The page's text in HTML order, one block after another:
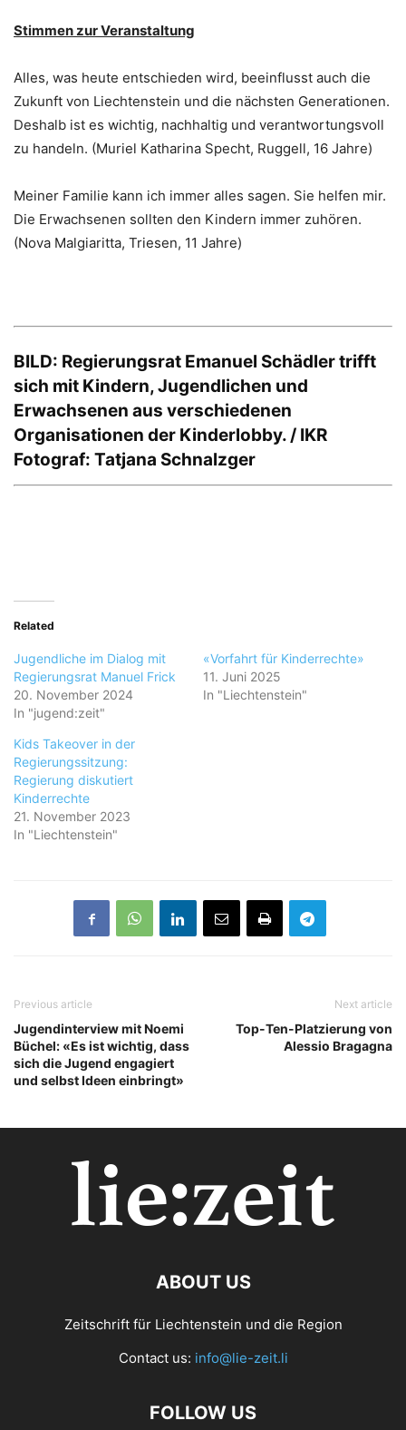
Stimmen zur Veranstaltung
Alles, was heute entschieden wird, beeinflusst auch die
Zukunft von Liechtenstein und die nächsten Generationen.
Deshalb ist es wichtig, nachhaltig und verantwortungsvoll
zu handeln. (Muriel Katharina Specht, Ruggell, 16 Jahre)
Meiner Familie kann ich immer alles sagen. Sie helfen mir.
Die Erwachsenen sollten den Kindern immer zuhören.
(Nova Malgiaritta, Triesen, 11 Jahre)
BILD: Regierungsrat Emanuel Schädler trifft
sich mit Kindern, Jugendlichen und
Erwachsenen aus verschiedenen
Organisationen der Kinderlobby. / IKR
Fotograf: Tatjana Schnalzger
Related
Jugendliche im Dialog mit
Regierungsrat Manuel Frick
20. November 2024
In "jugend:zeit"
«Vorfahrt für Kinderrechte»
11. Juni 2025
In "Liechtenstein"
Kids Takeover in der
Regierungssitzung:
Regierung diskutiert
Kinderrechte
21. November 2023
In "Liechtenstein"
Previous article
Jugendinterview mit Noemi
Büchel: «Es ist wichtig, dass
sich die Jugend engagiert
und selbst Ideen einbringt»
Next article
Top-Ten-Platzierung von
Alessio Bragagna
ABOUT US
Zeitschrift für Liechtenstein und die Region
Contact us: info@lie-zeit.li
FOLLOW US